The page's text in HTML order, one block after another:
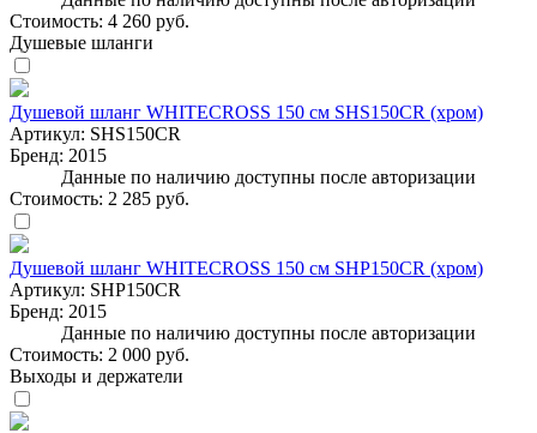
Стоимость: 4 260 руб.
Душевые шланги
Душевой шланг WHITECROSS 150 см SHS150CR (хром)
Артикул: SHS150CR
Бренд: 2015
Данные по наличию доступны после авторизации
Стоимость: 2 285 руб.
Душевой шланг WHITECROSS 150 см SHP150CR (хром)
Артикул: SHP150CR
Бренд: 2015
Данные по наличию доступны после авторизации
Стоимость: 2 000 руб.
Выходы и держатели